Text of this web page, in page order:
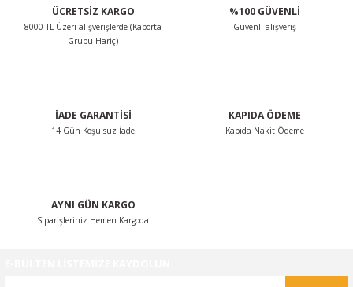
ÜCRETSİZ KARGO
8000 TL Üzeri alışverişlerde (Kaporta
Grubu Hariç)
%100 GÜVENLİ
Güvenli alışveriş
İADE GARANTİSİ
14 Gün Koşulsuz İade
KAPIDA ÖDEME
Kapıda Nakit Ödeme
AYNI GÜN KARGO
Siparişleriniz Hemen Kargoda